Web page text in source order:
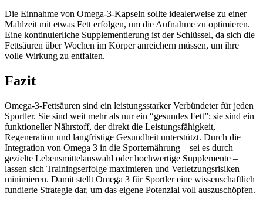
Die Einnahme von Omega-3-Kapseln sollte idealerweise zu einer
Mahlzeit mit etwas Fett erfolgen, um die Aufnahme zu optimieren.
Eine kontinuierliche Supplementierung ist der Schlüssel, da sich die
Fettsäuren über Wochen im Körper anreichern müssen, um ihre
volle Wirkung zu entfalten.
Fazit
Omega-3-Fettsäuren sind ein leistungsstarker Verbündeter für jeden
Sportler. Sie sind weit mehr als nur ein “gesundes Fett”; sie sind ein
funktioneller Nährstoff, der direkt die Leistungsfähigkeit,
Regeneration und langfristige Gesundheit unterstützt. Durch die
Integration von Omega 3 in die Sporternährung – sei es durch
gezielte Lebensmittelauswahl oder hochwertige Supplemente –
lassen sich Trainingserfolge maximieren und Verletzungsrisiken
minimieren. Damit stellt Omega 3 für Sportler eine wissenschaftlich
fundierte Strategie dar, um das eigene Potenzial voll auszuschöpfen.